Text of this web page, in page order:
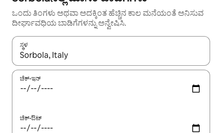
ಒಂದು ತಿಂಗಳು ಅಥವಾ ಅದಕ್ಕಿಂತ ಹೆಚ್ಚಿನ ಕಾಲ ಮನೆಯಂತೆ ಅನಿಸುವ
ದೀರ್ಘಾವಧಿಯ ಬಾಡಿಗೆಗಳನ್ನು ಅನ್ವೇಷಿಸಿ.
ಸ್ಥಳ
ಫಲಿತಾಂಶಗಳು ಲಭ್ಯವಿರುವಾಗ, ಅಪ್ ಮತ್ತು ಡೌನ್ ಬಾಣದ ಕೀಲಿಗಳೊಂದಿಗೆ
ಚೆಕ್-ಇನ್
ಚೆಕ್-ಔಟ್